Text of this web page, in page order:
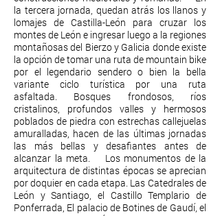
la tercera jornada, quedan atrás los llanos y
lomajes de Castilla-León para cruzar los
montes de León e ingresar luego a la regiones
montañosas del Bierzo y Galicia donde existe
la opción de tomar una ruta de mountain bike
por el legendario sendero o bien la bella
variante ciclo turística por una ruta
asfaltada. Bosques frondosos, ríos
cristalinos, profundos valles y hermosos
poblados de piedra con estrechas callejuelas
amuralladas, hacen de las últimas jornadas
las más bellas y desafiantes antes de
alcanzar la meta. Los monumentos de la
arquitectura de distintas épocas se aprecian
por doquier en cada etapa. Las Catedrales de
León y Santiago, el Castillo Templario de
Ponferrada, El palacio de Botines de Gaudí, el